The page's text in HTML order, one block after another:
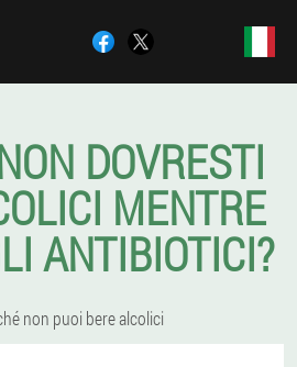
DOVRESTI
MENTRE
ANTIBIOTICI?
non puoi bere alcolici